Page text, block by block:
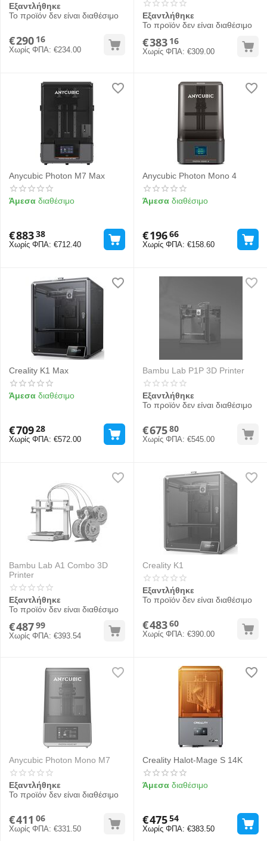
Εξαντλήθηκε
Το προϊόν δεν είναι διαθέσιμο
€290 16
Χωρίς ΦΠΑ: €234.00
Εξαντλήθηκε
Το προϊόν δεν είναι διαθέσιμο
€383 16
Χωρίς ΦΠΑ: €309.00
Anycubic Photon M7 Max
Άμεσα διαθέσιμο
€88338
Χωρίς ΦΠΑ: €712.40
Anycubic Photon Mono 4
Άμεσα διαθέσιμο
€19666
Χωρίς ΦΠΑ: €158.60
Creality K1 Max
Άμεσα διαθέσιμο
€70928
Χωρίς ΦΠΑ: €572.00
Bambu Lab P1P 3D Printer
Εξαντλήθηκε
Το προϊόν δεν είναι διαθέσιμο
€67580
Χωρίς ΦΠΑ: €545.00
Bambu Lab A1 Combo 3D
Printer
Εξαντλήθηκε
Το προϊόν δεν είναι διαθέσιμο
€48799
Χωρίς ΦΠΑ: €393.54
Creality K1
Εξαντλήθηκε
Το προϊόν δεν είναι διαθέσιμο
€48360
Χωρίς ΦΠΑ: €390.00
Anycubic Photon Mono M7
Εξαντλήθηκε
Το προϊόν δεν είναι διαθέσιμο
€411 06
Χωρίς ΦΠΑ: €331.50
Creality Halot-Mage S 14K
Άμεσα διαθέσιμο
€47554
Χωρίς ΦΠΑ: €383.50